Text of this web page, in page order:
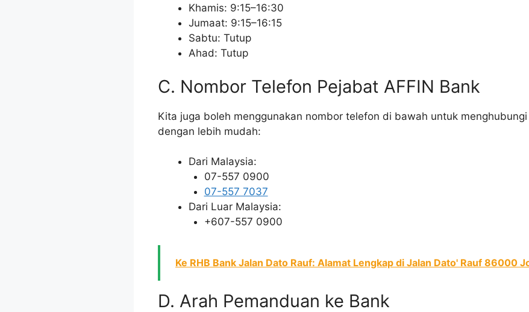
Khamis: 9:15–16:30
Jumaat: 9:15–16:15
Sabtu: Tutup
Ahad: Tutup
C. Nombor Telefon Pejabat AFFIN Bank
Kita juga boleh menggunakan nombor telefon di bawah untuk menghubungi
dengan lebih mudah:
Dari Malaysia:
07-557 0900
07-557 7037
Dari Luar Malaysia:
+607-557 0900
Ke RHB Bank Jalan Dato Rauf: Alamat Lengkap di Jalan Dato' Rauf 86000
D. Arah Pemanduan ke Bank